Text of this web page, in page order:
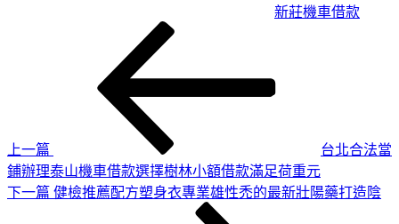
新莊機車借款
上一篇
台北合法當
鋪辦理泰山機車借款選擇樹林小額借款滿足荷重元
下
下一篇 健檢推薦配方塑身衣專業雄性禿的最新壯陽藥打造陰